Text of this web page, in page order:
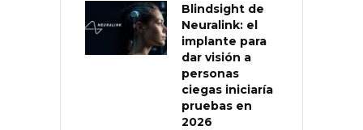
Blindsight de
Neuralink: el
implante para
dar visión a
personas
ciegas iniciaría
pruebas en
2026